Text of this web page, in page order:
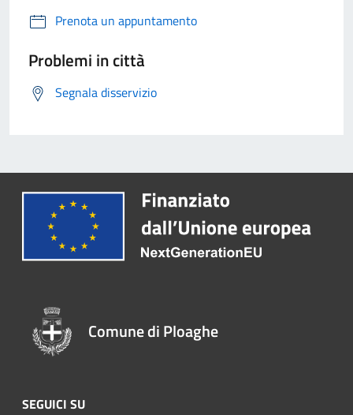
Prenota un appuntamento
Problemi in città
Segnala disservizio
Comune di Ploaghe
SEGUICI SU